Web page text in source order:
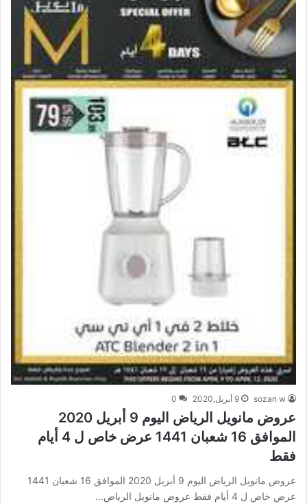
sozan w 9 أبريل,2020 0
عروض مانويل الرياض اليوم 9 أبريل 2020
الموافق 16 شعبان 1441 عرض خاص ل 4 أيام
فقط
عروض مانويل الرياض اليوم 9 أبريل 2020 الموافق 16 شعبان 1441
عرض خاص ل 4 أيام فقط عروض مانويل الرياض…